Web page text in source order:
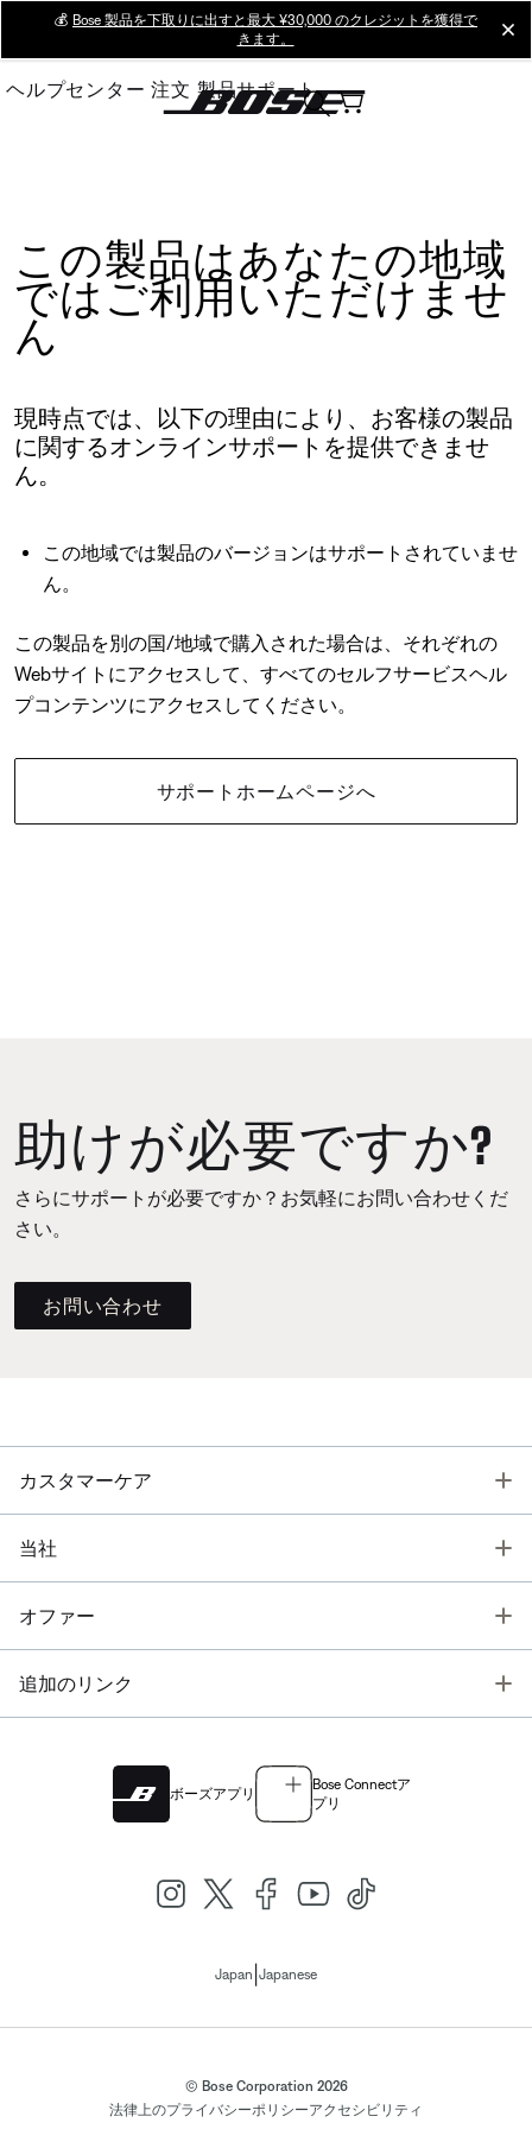
Main
💰 Bose 製品を下取りに出すと最大 ¥30,000 のクレジットを獲得で
きます。
ヘルプセンター 注文 製品サポート
この製品はあなたの地域
ではご利用いただけませ
ん
現時点では、以下の理由により、お客様の製品
に関するオンラインサポートを提供できませ
ん。
この地域では製品のバージョンはサポートされていませ
ん。
この製品を別の国/地域で購入された場合は、それぞれの
Webサイトにアクセスして、すべてのセルフサービスヘル
プコンテンツにアクセスしてください。
サポートホームページへ
助けが必要ですか?
さらにサポートが必要ですか？お気軽にお問い合わせくだ
さい。
お問い合わせ
カスタマーケア
当社
オファー
追加のリンク
ボーズアプリ
Bose Connectア
プリ
Japan Japanese
© Bose Corporation 2026
法律上のプライバシーポリシーアクセシビリティ